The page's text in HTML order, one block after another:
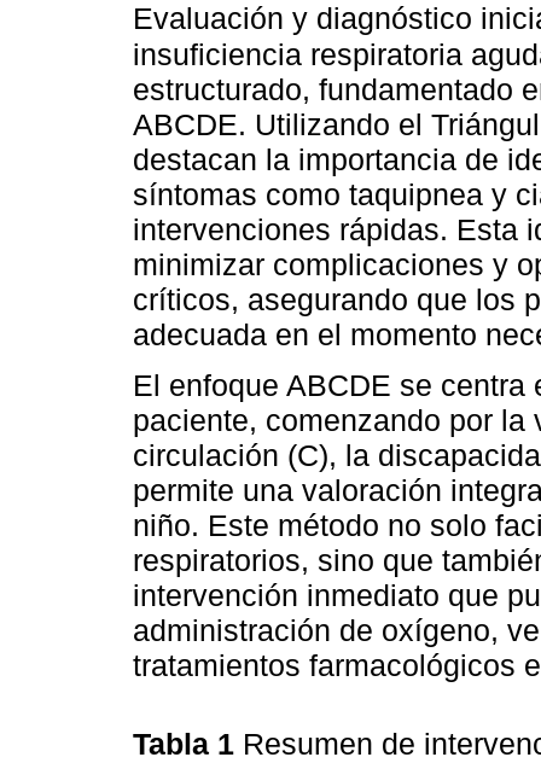
Evaluación y diagnóstico
insuficiencia respiratoria
estructurado, fundamentado
ABCDE. Utilizando el
destacan la importancia de
síntomas como taquipnea y
intervenciones rápidas. Esta
minimizar complicaciones y
críticos, asegurando que los
adecuada en el momento
El enfoque ABCDE se
paciente, comenzando por
circulación (C), la
permite una valoración
niño. Este método no solo
respiratorios, sino que
intervención inmediato que
administración de oxígeno,
tratamientos farmacológicos
Tabla 1 Resumen de